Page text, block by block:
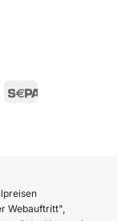
Webauftritt",